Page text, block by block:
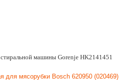
машины Gorenje HK2141451